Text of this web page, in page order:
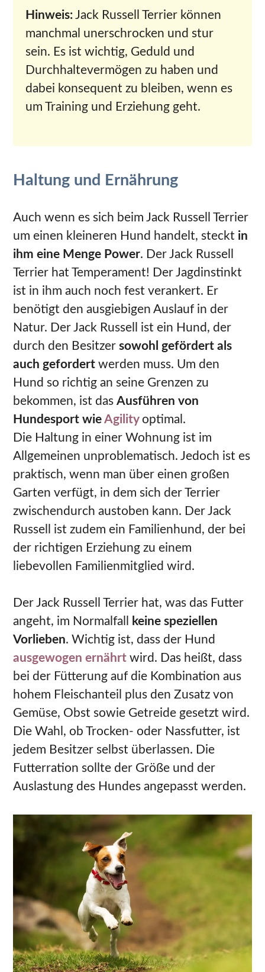
Hinweis:Jack Russell Terrier können
manchmal unerschrocken und stur
sein. Es ist wichtig, Geduld und
Durchhaltevermögen zu haben und
dabei konsequent zu bleiben, wenn es
um Training und Erziehung geht.
Haltung und Ernährung
Auch wenn es sich beim Jack Russell Terrier
um einen kleineren Hund handelt, steckt in
ihm eine Menge Power. Der Jack Russell
Terrier hat Temperament! Der Jagdinstinkt
ist in ihm auch noch fest verankert. Er
benötigt den ausgiebigen Auslauf in der
Natur. Der Jack Russell ist ein Hund, der
durch den Besitzer sowohl gefördert als
auch gefordert werden muss. Um den
Hund so richtig an seine Grenzen zu
bekommen, ist das Ausführen von
Hundesport wieAgility optimal.
Die Haltung in einer Wohnung ist im
Allgemeinen unproblematisch. Jedoch ist es
praktisch, wenn man über einen großen
Garten verfügt, in dem sich der Terrier
zwischendurch austoben kann. Der Jack
Russell ist zudem ein Familienhund, der bei
der richtigen Erziehung zu einem
liebevollen Familienmitglied wird.
Der Jack Russell Terrier hat, was das Futter
angeht, im Normalfall
keine speziellen
Vorlieben. Wichtig ist, dass der Hund
ausgewogen ernährt wird. Das heißt, dass
bei der Fütterung auf die Kombination aus
hohem Fleischanteil plus den Zusatz von
Gemüse, Obst sowie Getreide gesetzt wird.
Die Wahl, ob Trocken- oder Nassfutter, ist
jedem Besitzer selbst überlassen. Die
Futterration sollte der Größe und der
Auslastung des Hundes angepasst werden.